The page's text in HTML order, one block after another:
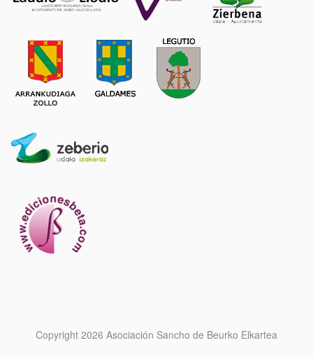
Copyright 2026 Asociación Sancho de Beurko Elkartea